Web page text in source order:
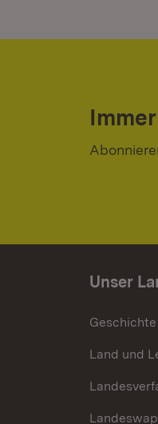
Unser
Geschichte
Land und